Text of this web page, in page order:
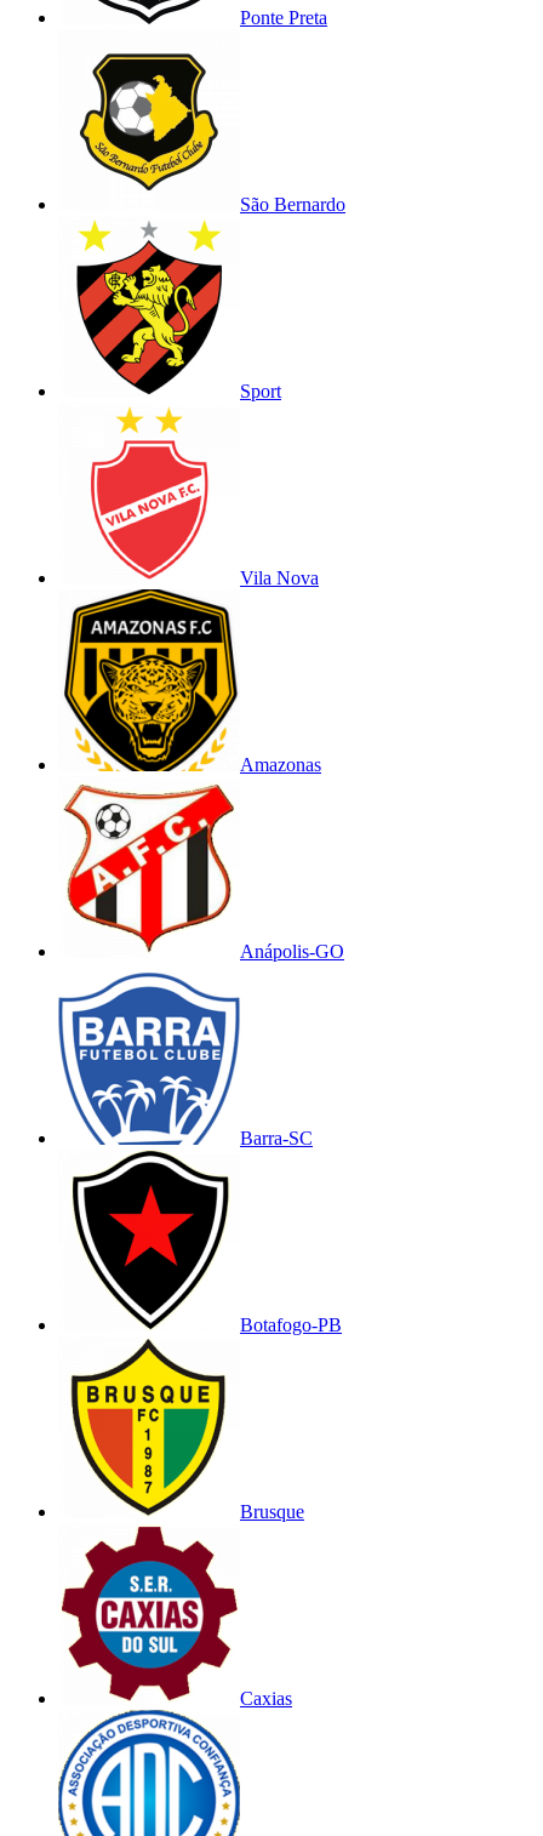
Ponte Preta
São Bernardo
Sport
Vila Nova
Amazonas
Anápolis-GO
Barra-SC
Botafogo-PB
Brusque
Caxias